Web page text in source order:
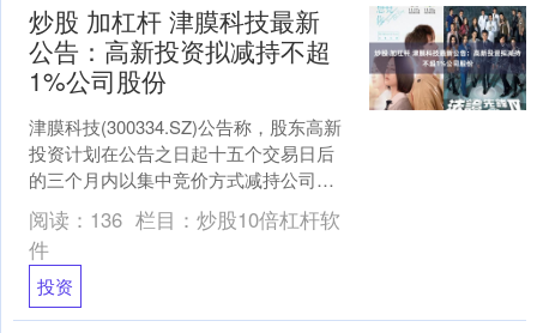
炒股 加杠杆 津膜科技最新
公告：高新投资拟减持不超
1%公司股份
津膜科技(300334.SZ)公告称，股东高新
投资计划在公告之日起十五个交易日后
的三个月内以集中竞价方式减持公司股
份不超过302万股，即不超过公司总股本
的1%。....
阅读： 136 栏目： 炒股10倍杠杆软
件
投资